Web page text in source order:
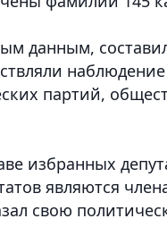
данным,
партий,
избранных
являются
свою